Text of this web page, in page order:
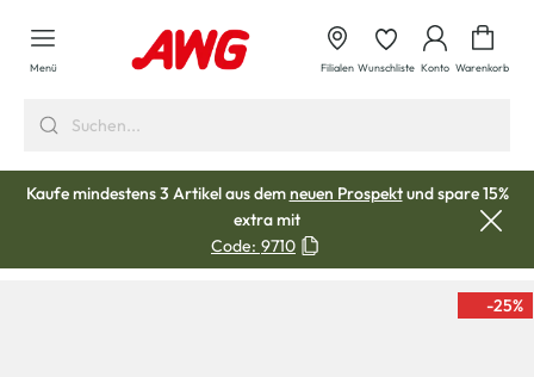
springen
Menü Filialen Wunschliste Konto Warenkorb
Kaufe mindestens 3 Artikel aus demneuen Prospektund spare 15%
extra mit
Code: 9710
-25%